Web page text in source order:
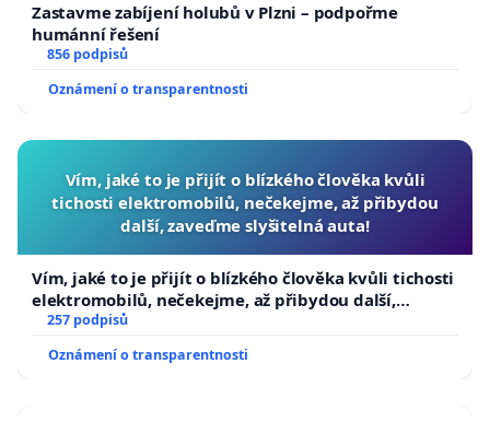
Zastavme zabíjení holubů v Plzni – podpořme
humánní řešení
856 podpisů
Oznámení o transparentnosti
Vím, jaké to je přijít o blízkého člověka kvůli
tichosti elektromobilů, nečekejme, až přibydou
další, zaveďme slyšitelná auta!
Vím, jaké to je přijít o blízkého člověka kvůli tichosti
elektromobilů, nečekejme, až přibydou další,
zaveďme slyšitelná auta!
257 podpisů
Oznámení o transparentnosti